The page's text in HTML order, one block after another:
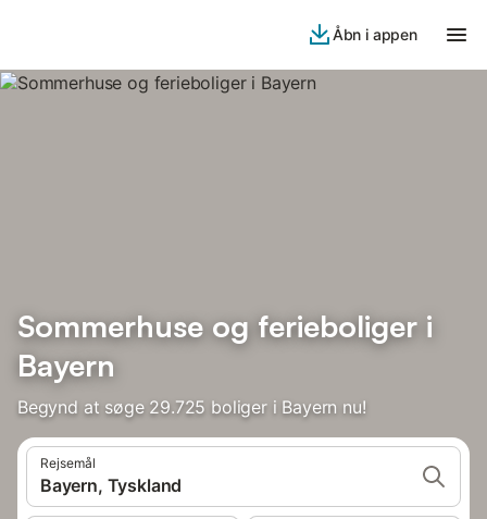
Åbn i appen
Sommerhuse og ferieboliger i
Bayern
Begynd at søge 29.725 boliger i Bayern nu!
Rejsemål
Bayern, Tyskland